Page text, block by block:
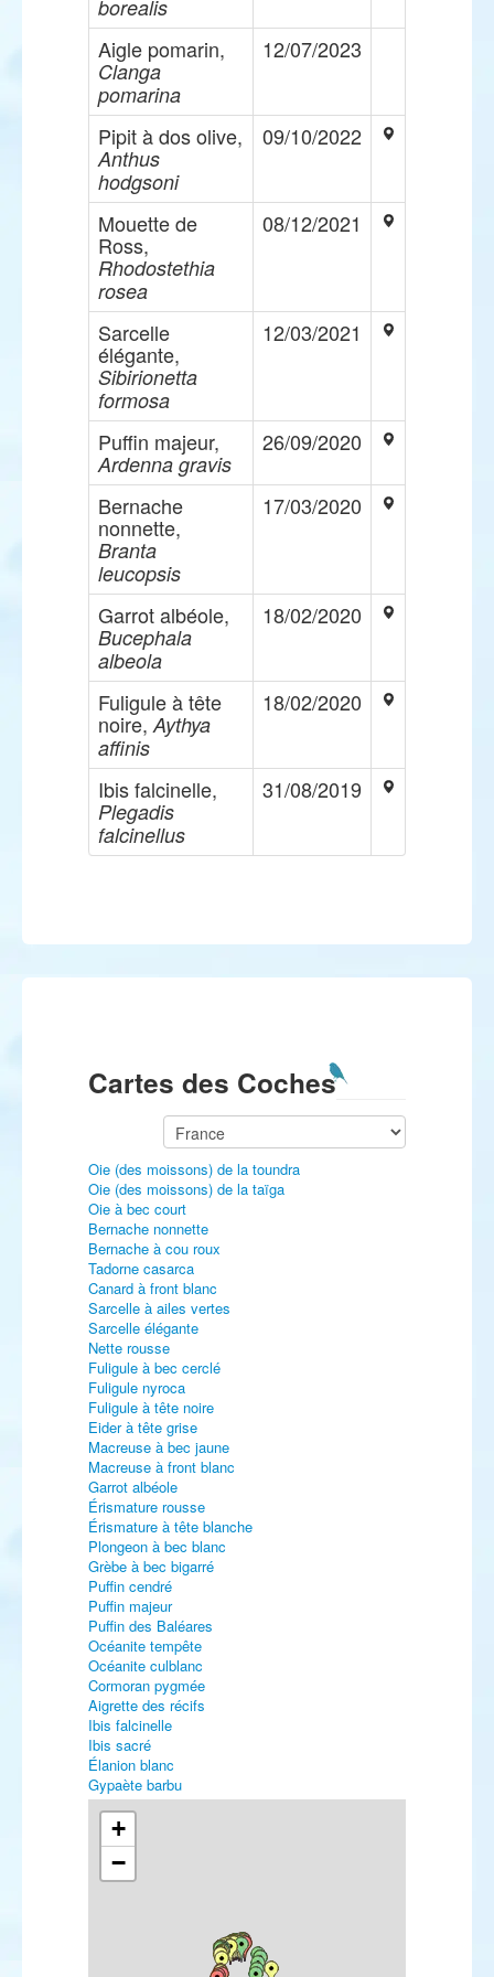
borealis
Aigle pomarin,
Clanga
pomarina
12/07/2023
Pipit à dos olive,
Anthus
hodgsoni
09/10/2022
Mouette de
Ross,
Rhodostethia
rosea
08/12/2021
Sarcelle
élégante,
Sibirionetta
formosa
12/03/2021
Puffin majeur,
Ardenna gravis
26/09/2020
Bernache
nonnette,
Branta
leucopsis
17/03/2020
Garrot albéole,
Bucephala
albeola
18/02/2020
Fuligule à tête
noire, Aythya
affinis
18/02/2020
Ibis falcinelle,
Plegadis
falcinellus
31/08/2019
Cartes des Coches
Oie (des moissons) de la toundra
Oie (des moissons) de la taïga
Oie à bec court
Bernache nonnette
Bernache à cou roux
Tadorne casarca
Canard à front blanc
Sarcelle à ailes vertes
Sarcelle élégante
Nette rousse
Fuligule à bec cerclé
Fuligule nyroca
Fuligule à tête noire
Eider à tête grise
Macreuse à bec jaune
Macreuse à front blanc
Garrot albéole
Érismature rousse
Érismature à tête blanche
Plongeon à bec blanc
Grèbe à bec bigarré
Puffin cendré
Puffin majeur
Puffin des Baléares
Océanite tempête
Océanite culblanc
Cormoran pygmée
Aigrette des récifs
Ibis falcinelle
Ibis sacré
Élanion blanc
Gypaète barbu
Vautour fauve
Vautour moine
Busard pâle
Buse féroce
Aigle criard
Marouette ponctuée
+
−